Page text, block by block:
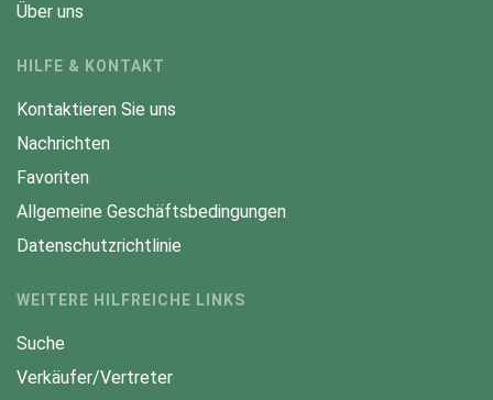
Über uns
HILFE & KONTAKT
Kontaktieren Sie uns
Nachrichten
Favoriten
Allgemeine Geschäftsbedingungen
Datenschutzrichtlinie
WEITERE HILFREICHE LINKS
Suche
Verkäufer/Vertreter